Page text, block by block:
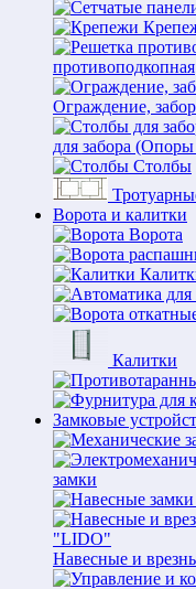
противоподкопная
Ограждение,
для забора
Столбы
Ворота и калитки
Ворота
Калитки
Замковые
замки
Навесные и